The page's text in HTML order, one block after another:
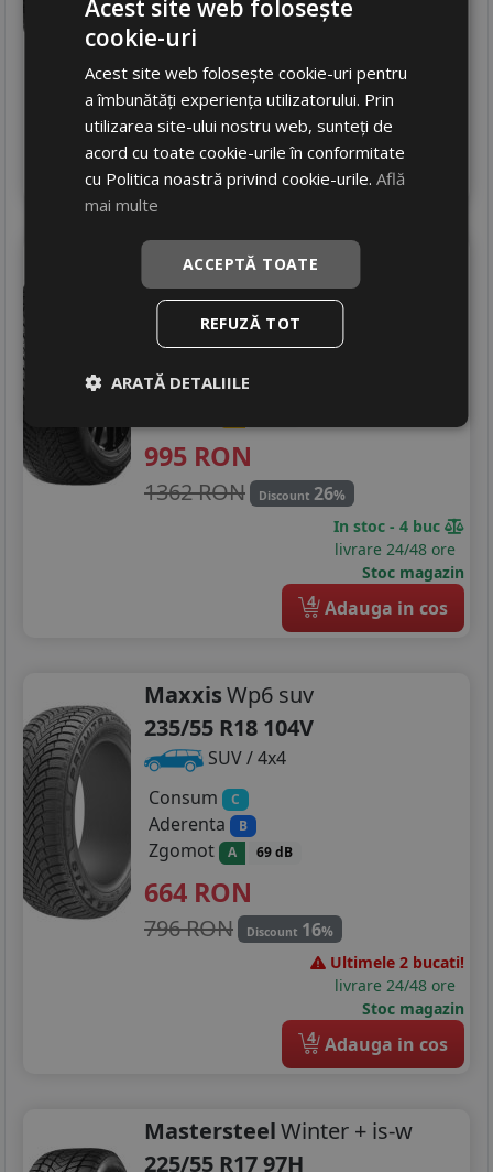
844RON
1156 RON
In stoc - 4 buc
Stoc magazin
4 Adauga in cos
PirelliCinturato winter 2
235/55 R17 103V
Turisme
Aderenta B
995 RON
1362 RON Discount 26%
In stoc - 4 buc
livrare 24/48 ore
Stoc magazin
4 Adauga in cos
MaxxisWp6 suv
235/55 R18 104V
SUV / 4x4
Consum
C
Aderenta B
Zgomot A 69 dB
664 RON
796 RON Discount 16%
Ultimele 2 bucati!
livrare 24/48 ore
Stoc magazin
4 Adauga in cos
MastersteelWinter + is-w
225/55 R17 97H
Acest site web folosește
cookie-uri
Acest site web folosește cookie-uri pentru
a îmbunătăți experiența utilizatorului. Prin
utilizarea site-ului nostru web, sunteți de
acord cu toate cookie-urile în conformitate
cu Politica noastră privind cookie-urile.Află
mai multe
ACCEPTĂ TOATE
REFUZĂ TOT
ARATĂ DETALIILE